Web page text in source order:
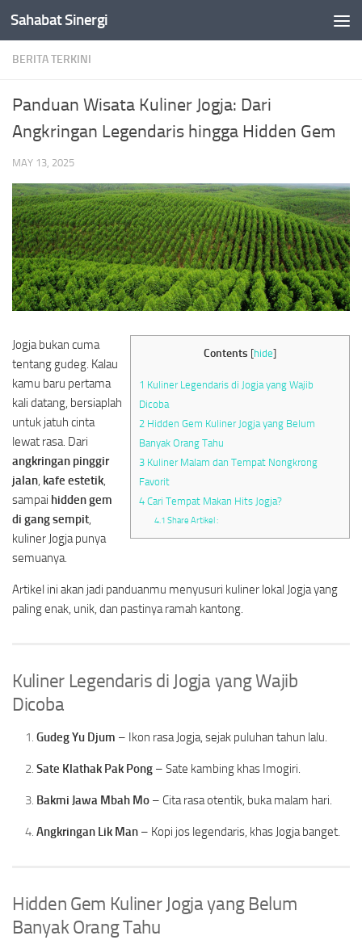
Skip to content
Sahabat Sinergi
BERITA TERKINI
Panduan Wisata Kuliner Jogja: Dari
Angkringan Legendaris hingga Hidden Gem
MAY 13, 2025
Contents [hide]
1 Kuliner Legendaris di Jogja yang Wajib
Dicoba
2 Hidden Gem Kuliner Jogja yang Belum
Banyak Orang Tahu
3 Kuliner Malam dan Tempat Nongkrong
Favorit
4 Cari Tempat Makan Hits Jogja?
4.1 Share Artikel :
Jogja bukan cuma
tentang gudeg. Kalau
kamu baru pertama
kali datang, bersiaplah
untuk jatuh cinta
lewat rasa. Dari
angkringan pinggir
jalan, kafe estetik,
sampai hidden gem
di gang sempit,
kuliner Jogja punya
semuanya.
Artikel ini akan jadi panduanmu menyusuri kuliner lokal Jogja yang
paling enak, unik, dan pastinya ramah kantong.
Kuliner Legendaris di Jogja yang Wajib
Dicoba
Gudeg Yu Djum – Ikon rasa Jogja, sejak puluhan tahun lalu.
Sate Klathak Pak Pong – Sate kambing khas Imogiri.
Bakmi Jawa Mbah Mo – Cita rasa otentik, buka malam hari.
Angkringan Lik Man – Kopi jos legendaris, khas Jogja banget.
Hidden Gem Kuliner Jogja yang Belum
Banyak Orang Tahu